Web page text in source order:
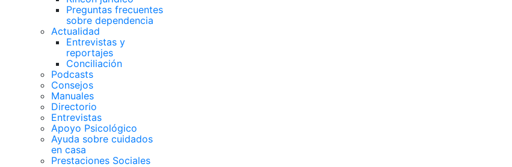
Preguntas frecuentes
sobre dependencia
Actualidad
Entrevistas y
reportajes
Conciliación
Podcasts
Consejos
Manuales
Directorio
Entrevistas
Apoyo Psicológico
Ayuda sobre cuidados
en casa
Prestaciones Sociales